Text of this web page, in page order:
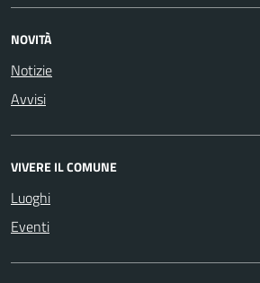
NOVITÀ
Notizie
Avvisi
VIVERE IL COMUNE
Luoghi
Eventi